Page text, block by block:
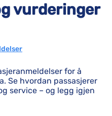
vurderinger
for å
Se hvordan passasjerer
service – og legg igjen